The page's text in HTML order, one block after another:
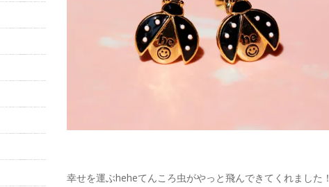
幸せを運ぶheheてんころ虫がやっと飛んできてくれました！